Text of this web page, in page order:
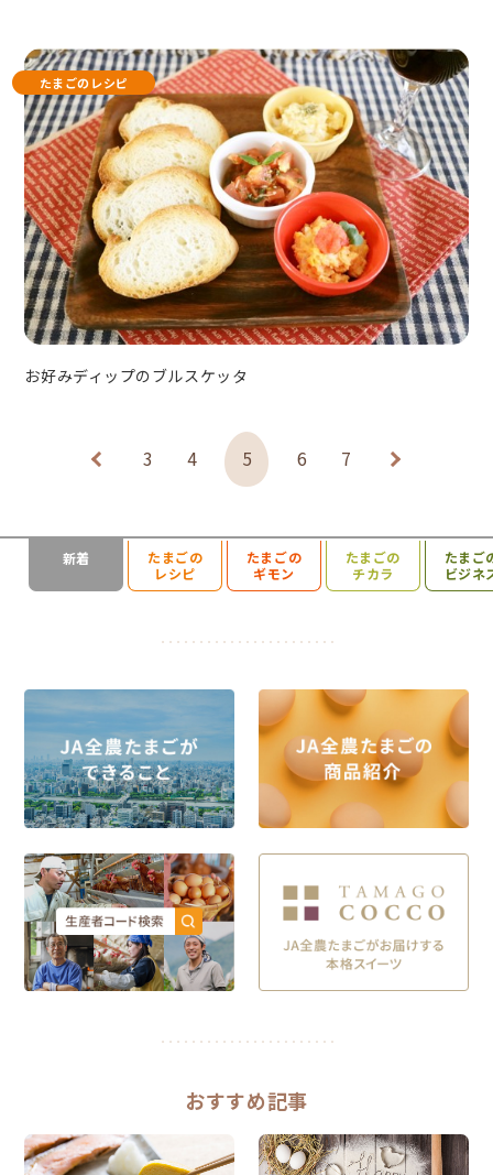
たまごのレシピ
お好みディップのブルスケッタ
3 4 5 6 7
新着
たまごの
レシピ
たまごの
ギモン
たまごの
チカラ
たまご
ビジネ
検索を開く
おすすめ記事